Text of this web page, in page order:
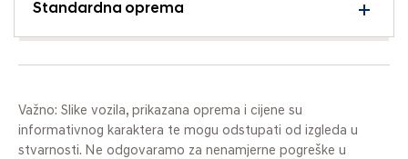
Standardna oprema
Važno: Slike vozila, prikazana oprema i cijene su
informativnog karaktera te mogu odstupati od izgleda u
stvarnosti. Ne odgovaramo za nenamjerne pogreške u